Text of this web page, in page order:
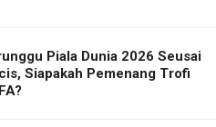
Piala Dunia 2026 Seusai
Siapakah Pemenang Trofi